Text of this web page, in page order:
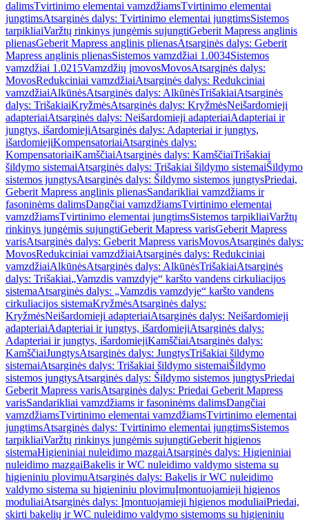
dalimsTvirtinimo elementai vamzdžiamsTvirtinimo elementai
jungtimsAtsarginės dalys: Tvirtinimo elementai jungtimsSistemos
tarpikliaiVaržtų rinkinys jungėmis sujungtiGeberit Mapress anglinis
plienasGeberit Mapress anglinis plienasAtsarginės dalys: Geberit
Mapress anglinis plienasSistemos vamzdžiai 1.0034Sistemos
vamzdžiai 1.0215Vamzdžių įmovosMovosAtsarginės dalys:
MovosRedukciniai vamzdžiaiAtsarginės dalys: Redukciniai
vamzdžiaiAlkūnėsAtsarginės dalys: AlkūnėsTrišakiaiAtsarginės
dalys: TrišakiaiKryžmėsAtsarginės dalys: KryžmėsNeišardomieji
adapteriaiAtsarginės dalys: Neišardomieji adapteriaiAdapteriai ir
jungtys, išardomiejiAtsarginės dalys: Adapteriai ir jungtys,
išardomiejiKompensatoriaiAtsarginės dalys:
KompensatoriaiKamščiaiAtsarginės dalys: KamščiaiTrišakiai
šildymo sistemaiAtsarginės dalys: Trišakiai šildymo sistemaiŠildymo
sistemos jungtysAtsarginės dalys: Šildymo sistemos jungtysPriedai,
Geberit Mapress anglinis plienasSandarikliai vamzdžiams ir
fasoninėms dalimsDangčiai vamzdžiamsTvirtinimo elementai
vamzdžiamsTvirtinimo elementai jungtimsSistemos tarpikliaiVaržtų
rinkinys jungėmis sujungtiGeberit Mapress varisGeberit Mapress
varisAtsarginės dalys: Geberit Mapress varisMovosAtsarginės dalys:
MovosRedukciniai vamzdžiaiAtsarginės dalys: Redukciniai
vamzdžiaiAlkūnėsAtsarginės dalys: AlkūnėsTrišakiaiAtsarginės
dalys: Trišakiai„Vamzdis vamzdyje“ karšto vandens cirkuliacijos
sistemaAtsarginės dalys: „Vamzdis vamzdyje“ karšto vandens
cirkuliacijos sistemaKryžmėsAtsarginės dalys:
KryžmėsNeišardomieji adapteriaiAtsarginės dalys: Neišardomieji
adapteriaiAdapteriai ir jungtys, išardomiejiAtsarginės dalys:
Adapteriai ir jungtys, išardomiejiKamščiaiAtsarginės dalys:
KamščiaiJungtysAtsarginės dalys: JungtysTrišakiai šildymo
sistemaiAtsarginės dalys: Trišakiai šildymo sistemaiŠildymo
sistemos jungtysAtsarginės dalys: Šildymo sistemos jungtysPriedai
Geberit Mapress varisAtsarginės dalys: Priedai Geberit Mapress
varisSandarikliai vamzdžiams ir fasoninėms dalimsDangčiai
vamzdžiamsTvirtinimo elementai vamzdžiamsTvirtinimo elementai
jungtimsAtsarginės dalys: Tvirtinimo elementai jungtimsSistemos
tarpikliaiVaržtų rinkinys jungėmis sujungtiGeberit higienos
sistemaHigieniniai nuleidimo mazgaiAtsarginės dalys: Higieniniai
nuleidimo mazgaiBakelis ir WC nuleidimo valdymo sistema su
higieniniu plovimuAtsarginės dalys: Bakelis ir WC nuleidimo
valdymo sistema su higieniniu plovimuĮmontuojamieji higienos
moduliaiAtsarginės dalys: Įmontuojamieji higienos moduliaiPriedai,
skirti bakelių ir WC nuleidimo valdymo sistemoms su higieniniu